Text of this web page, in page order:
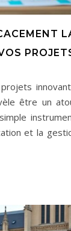
être un
et la